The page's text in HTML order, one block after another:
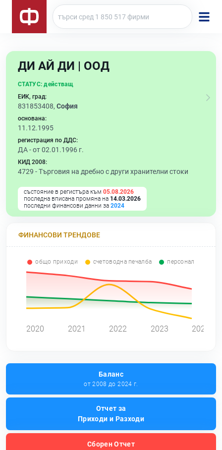
ДИ АЙ ДИ | ООД
СТАТУС: действащ
ЕИК, град:
831853408, София
основана:
11.12.1995
регистрация по ДДС:
ДА - от 02.01.1996 г.
КИД 2008:
4729 -Търговия на дребно с други хранителни стоки
състояние в регистъра към 05.08.2026
последна вписана промяна на 14.03.2026
последни финансови данни за 2024
ФИНАНСОВИ ТРЕНДОВЕ
общо приходи счетоводна печалба персонал
2020 2021 2022 2023 2024
Баланс
от 2008 до 2024 г.
Отчет за
Приходи и Разходи
Сборен Отчет